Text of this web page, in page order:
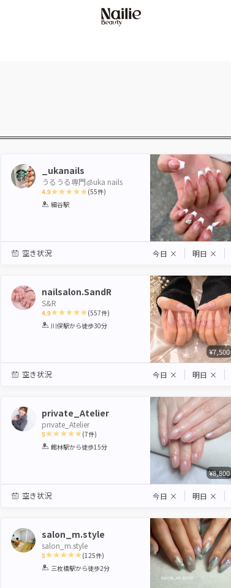
_ukanails
うるうる専門🧊uka nails
4.9
1 2 3
(55件)
細谷駅
空き状況 今日 × 明日 ×
nailsalon.SandR
S&R
4.9
1 2 3 4 5
(557件)
川俣駅から徒歩30分
¥7,500
空き状況 今日 × 明日 ×
private_Atelier
private_Atelier
5
1 2 3 4 5
(7件)
館林駅から徒歩15分
¥8,800
空き状況 今日 × 明日 ×
salon_m.style
salon_m.style
5
1 2 3 4 5
(125件)
三枚橋駅から徒歩2分